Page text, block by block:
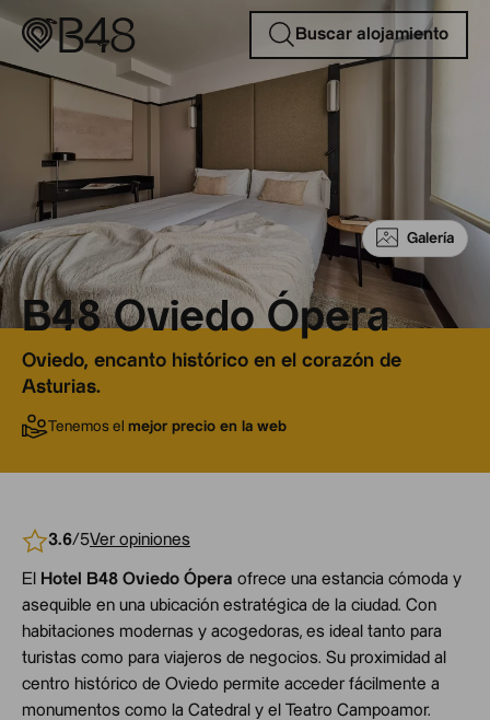
Buscar alojamiento
Galería
B48 Oviedo Ópera
Oviedo, encanto histórico en el corazón de
Asturias.
Tenemos el mejor precio en la web
3.6/5Ver opiniones
El Hotel B48 Oviedo Ópera ofrece una estancia cómoda y
asequible en una ubicación estratégica de la ciudad. Con
habitaciones modernas y acogedoras, es ideal tanto para
turistas como para viajeros de negocios. Su proximidad al
centro histórico de Oviedo permite acceder fácilmente a
monumentos como la Catedral y el Teatro Campoamor.